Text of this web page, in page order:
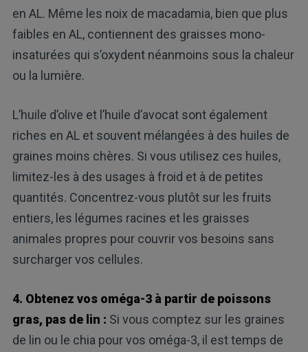
en AL. Même les noix de macadamia, bien que plus
faibles en AL, contiennent des graisses mono-
insaturées qui s’oxydent néanmoins sous la chaleur
ou la lumière.
L’huile d’olive et l’huile d’avocat sont également
riches en AL et souvent mélangées à des huiles de
graines moins chères. Si vous utilisez ces huiles,
limitez-les à des usages à froid et à de petites
quantités. Concentrez-vous plutôt sur les fruits
entiers, les légumes racines et les graisses
animales propres pour couvrir vos besoins sans
surcharger vos cellules.
4. Obtenez vos oméga-3 à partir de poissons
gras, pas de lin : Si vous comptez sur les graines
de lin ou le chia pour vos oméga-3, il est temps de